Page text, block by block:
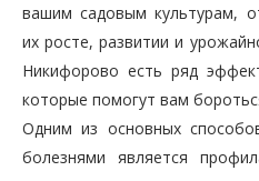
вашим садовым культурам,
их росте, развитии и
Никифорово есть ряд
которые помогут вам
Одним из основных
болезнями является